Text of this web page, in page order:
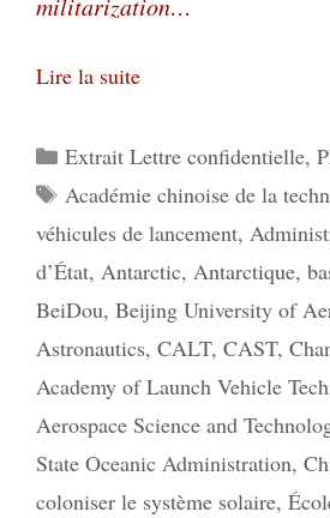
Lire la suite
Catégories
Extrait Lettre confidentielle,
Étiquettes
Académie chinoise de la
véhicules de lancement,
d’État, Antarctic, Antarctique,
BeiDou, Beijing University of
Astronautics, CALT, CAST,
Academy of Launch Vehicle
Aerospace Science and
State Oceanic Administration,
coloniser le système solaire,